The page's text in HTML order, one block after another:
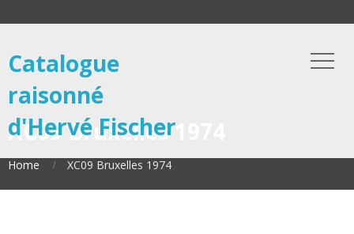
Catalogue
raisonné
d'Hervé Fischer
XC09 Bruxelles 1974
Home XC09 Bruxelles 1974